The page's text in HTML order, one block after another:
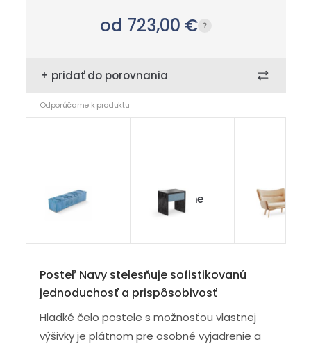
od 723,00 €
+ pridať do porovnania
Odporúčame k produktu
Taburet Dark Stone
Boudoir
Breeze
Posteľ Navy stelesňuje sofistikovanú
jednoduchosť a prispôsobivosť
Hladké čelo postele s možnosťou vlastnej
výšivky je plátnom pre osobné vyjadrenie a